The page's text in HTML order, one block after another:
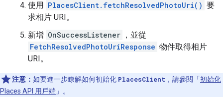
使用 PlacesClient.fetchResolvedPhotoUri() 要
求相片 URI。
新增 OnSuccessListener ，並從
FetchResolvedPhotoUriResponse 物件取得相片
URI。
注意： 如要進一步瞭解如何初始化 PlacesClient ，請參閱「 初始化
Places API 用戶端 」。